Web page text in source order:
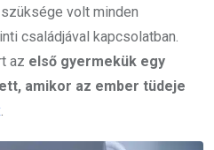
volt minden
családjával kapcsolatban.
az első gyermekük egy
amikor az ember tüdeje
.